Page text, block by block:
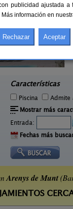
Características
Piscina Admite
Mostrar más
Entrada:
Fechas más
Arenys de Munt
publicidad ajustada
información en